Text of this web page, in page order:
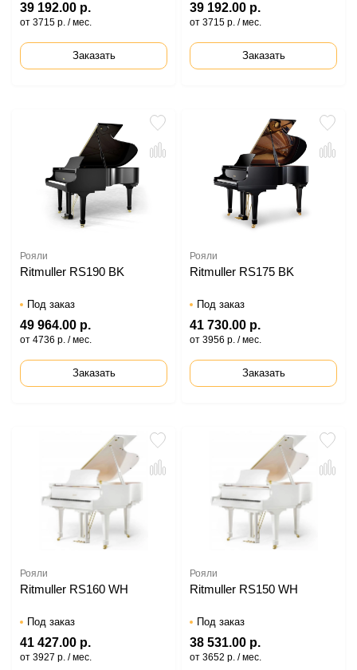
39 192.00 р.
от 3715 р. / мес.
Заказать
39 192.00 р.
от 3715 р. / мес.
Заказать
Рояли
Ritmuller RS190 BK
Под заказ
49 964.00 р.
от 4736 р. / мес.
Заказать
Рояли
Ritmuller RS175 BK
Под заказ
41 730.00 р.
от 3956 р. / мес.
Заказать
Рояли
Ritmuller RS160 WH
Под заказ
41 427.00 р.
от 3927 р. / мес.
Рояли
Ritmuller RS150 WH
Под заказ
38 531.00 р.
от 3652 р. / мес.